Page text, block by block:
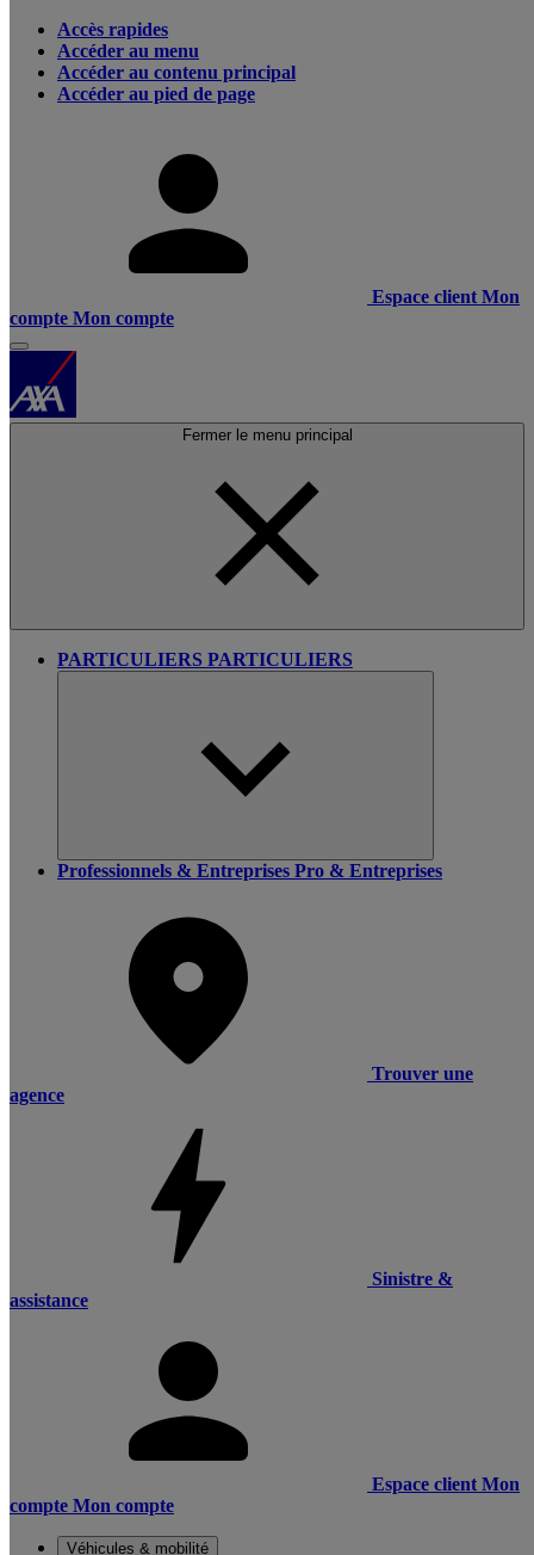
Accès rapides
Accéder au menu
Accéder au contenu principal
Accéder au pied de page
Espace client Mon
compte Mon compte
Fermer le menu principal
PARTICULIERS PARTICULIERS
Professionnels & Entreprises Pro & Entreprises
Trouver une
agence
Sinistre &
assistance
Espace client Mon
compte Mon compte
Véhicules & mobilité